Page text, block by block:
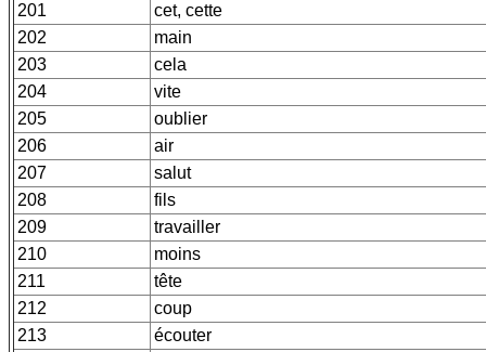
201
cet, cette
202
main
203
cela
204
vite
205
oublier
206
air
207
salut
208
fils
209
travailler
210
moins
211
tête
212
coup
213
écouter